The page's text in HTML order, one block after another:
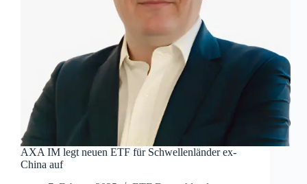
AXA IM legt neuen ETF für Schwellenländer ex-
China auf